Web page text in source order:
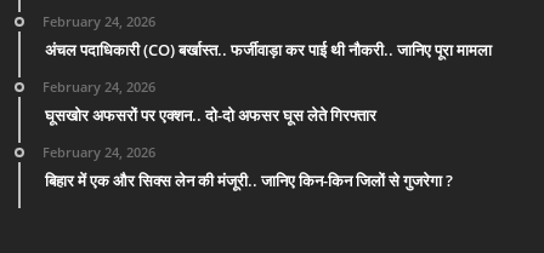
February 24, 2026
अंचल पदाधिकारी (CO) बर्खास्त.. फर्जीवाड़ा कर पाई थी नौकरी.. जानिए पूरा मामला
February 24, 2026
घूसखोर अफसरों पर एक्शन.. दो-दो अफसर घूस लेते गिरफ्तार
February 24, 2026
बिहार में एक और सिक्स लेन की मंजूरी.. जानिए किन-किन जिलों से गुजरेगा ?